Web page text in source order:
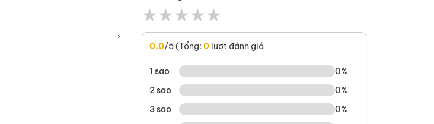
★★★★★
0,0/5 (Tổng:0 lượt đánh giá
1 sao
0%
2 sao
0%
3 sao
0%